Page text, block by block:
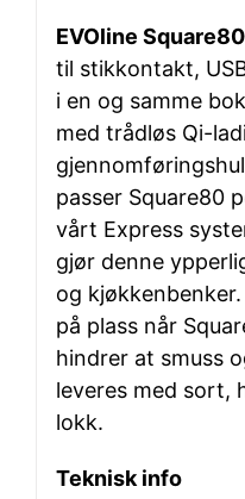
EVOline Square80
til stikkontakt,
i en og samme
med trådløs Qi-
passer Square80
vårt Express
gjør denne
og
på plass når
hindrer at smuss
leveres med sort,
lokk.
Teknisk info